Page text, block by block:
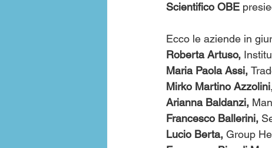
Scientifico OBE
Ecco le aziende in
Roberta Artuso,
Maria Paola Assi,
Mirko Martino Azzolini
Arianna Baldanzi,
Francesco Ballerini,
Lucio Berta, Group